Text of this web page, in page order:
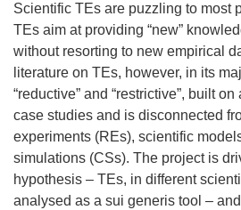
Scientific TEs are puzzling to most
TEs aim at providing “new”
without resorting to new empirical
literature on TEs, however, in its
“reductive” and “restrictive”, built
case studies and is disconnected
experiments (REs), scientific
simulations (CSs). The project is
hypothesis – TEs, in different
analysed as a sui generis tool –